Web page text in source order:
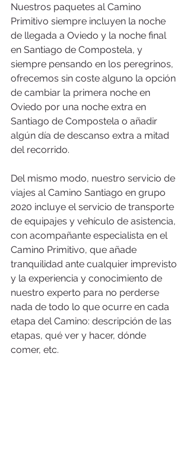
Nuestros paquetes al Camino
Primitivo siempre incluyen la noche
de llegada a Oviedo y la noche final
en Santiago de Compostela, y
siempre pensando en los peregrinos,
ofrecemos sin coste alguno la opción
de cambiar la primera noche en
Oviedo por una noche extra en
Santiago de Compostela o añadir
algún día de descanso extra a mitad
del recorrido.
Del mismo modo, nuestro servicio de
viajes al Camino Santiago en grupo
2020 incluye el servicio de transporte
de equipajes y vehículo de asistencia,
con acompañante especialista en el
Camino Primitivo, que añade
tranquilidad ante cualquier imprevisto
y la experiencia y conocimiento de
nuestro experto para no perderse
nada de todo lo que ocurre en cada
etapa del Camino: descripción de las
etapas, qué ver y hacer, dónde
comer, etc.